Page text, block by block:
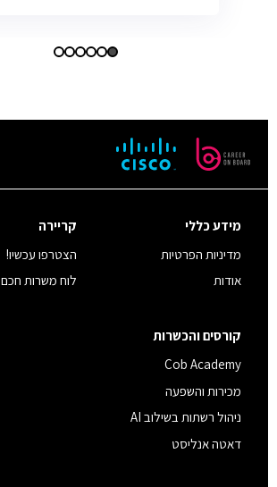
מידע כללי
מדיניות הפרטיות
אודות
קריירה
הצטרפו עכשיו!
לוח משרות חכם
קורסים והכשרות
Cob Academy
מכירות והשפעה
ניהול רשתות בשילוב AI
דאטה אנליסט